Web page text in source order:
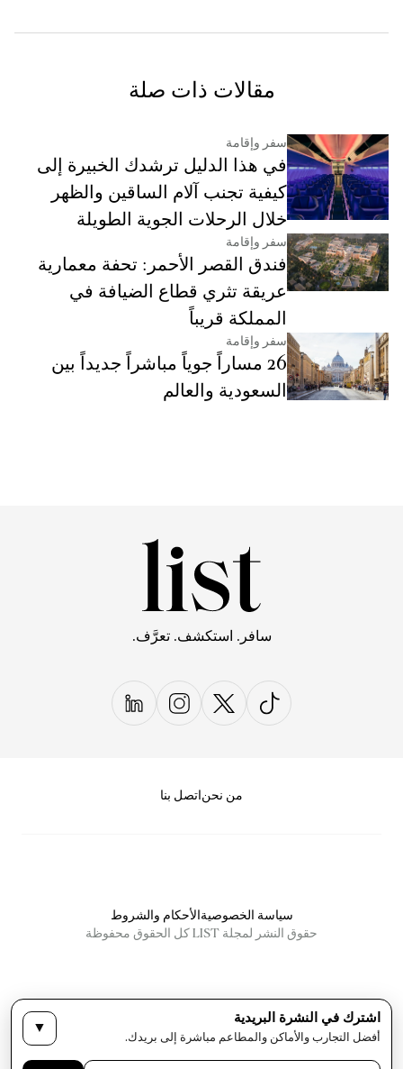
مقالات ذات صلة
سفر وإقامة
في هذا الدليل ترشدك الخبيرة إلى
كيفية تجنب آلام الساقين والظهر
خلال الرحلات الجوية الطويلة
سفر وإقامة
فندق القصر الأحمر: تحفة معمارية
عريقة تثري قطاع الضيافة في
المملكة قريباً
سفر وإقامة
26 مساراً جوياً مباشراً جديداً بين
السعودية والعالم
سافر. استكشف. تعرَّف.
من نحن اتصل بنا
سياسة الخصوصية الأحكام والشروط
حقوق النشر لمجلة LIST كل الحقوق محفوظة
اشترك في النشرة البريدية
أفضل التجارب والأماكن والمطاعم مباشرة إلى بريدك.
▼